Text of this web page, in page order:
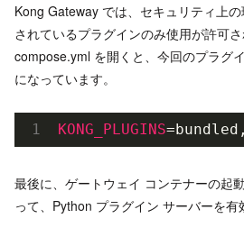
Kong Gateway では、セキュリティ上
されているプラグインのみ使用が許可
compose.yml を開くと、今回のプラグ
になっています。
KONG_PLUGINS
最後に、ゲートウェイ コンテナーの起
って、Python プラグイン サーバーを有